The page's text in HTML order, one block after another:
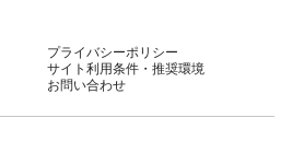
プライバシーポリシー
サイト利用条件・推奨環境
お問い合わせ